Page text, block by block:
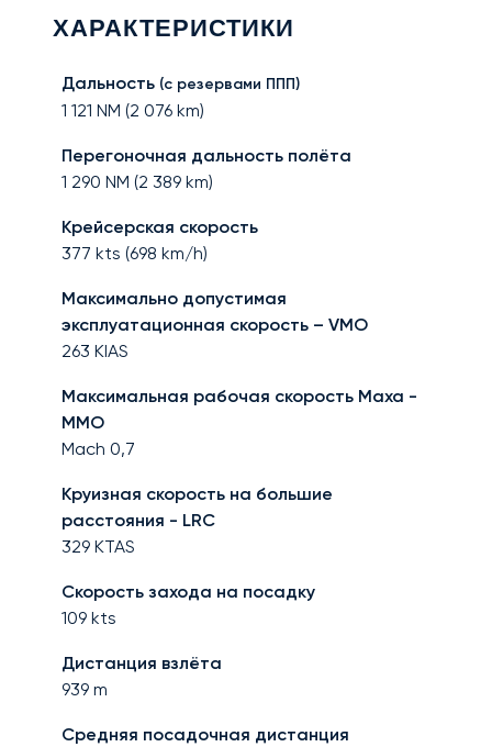
ХАРАКТЕРИСТИКИ
Дальность (с резервами ППП)
1 121 NM (2 076 km)
Перегоночная дальность полёта
1 290 NM (2 389 km)
Крейсерская скорость
377 kts (698 km/h)
Максимально допустимая
эксплуатационная скорость – VMO
263 KIAS
Максимальная рабочая скорость Маха -
MMO
Mach 0,7
Круизная скорость на большие
расстояния - LRC
329 KTAS
Скорость захода на посадку
109 kts
Дистанция взлёта
939 m
Средняя посадочная дистанция